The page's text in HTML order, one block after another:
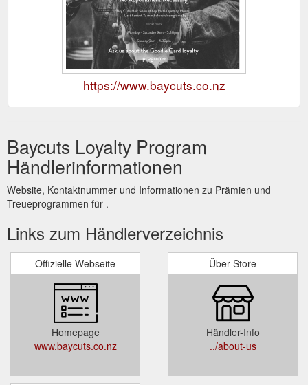
https://www.baycuts.co.nz
Baycuts Loyalty Program
Händlerinformationen
Website, Kontaktnummer und Informationen zu Prämien und
Treueprogrammen für .
Links zum Händlerverzeichnis
Offizielle Webseite
Homepage
www.baycuts.co.nz
Über Store
Händler-Info
../about-us